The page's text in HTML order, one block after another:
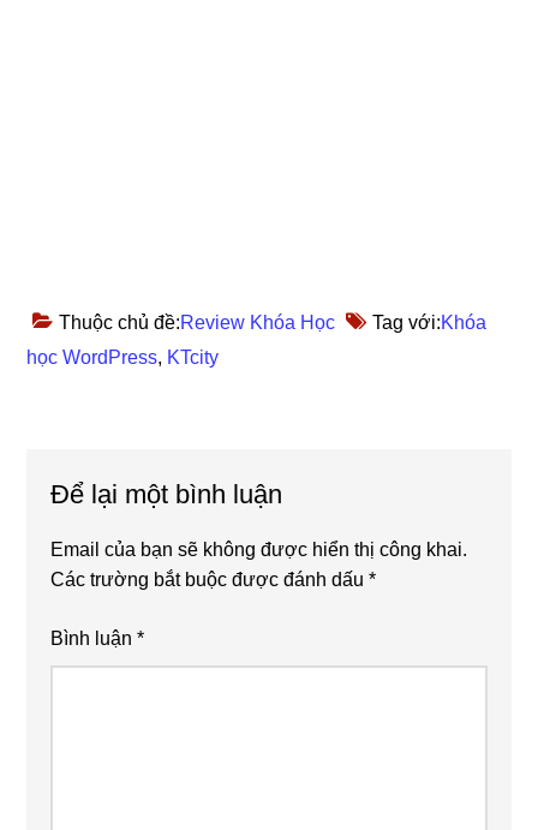
Thuộc chủ đề:Review Khóa Học Tag với:Khóa
học WordPress, KTcity
Interactions
Để lại một bình luận
Email của bạn sẽ không được hiển thị công khai.
Các trường bắt buộc được đánh dấu*
Bình luận*